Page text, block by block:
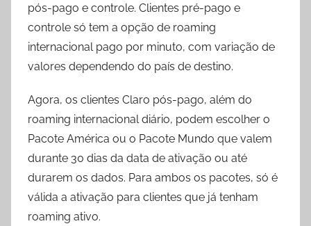
pós-pago e controle. Clientes pré-pago e
controle só tem a opção de roaming
internacional pago por minuto, com variação de
valores dependendo do país de destino.
Agora, os clientes Claro pós-pago, além do
roaming internacional diário, podem escolher o
Pacote América ou o Pacote Mundo que valem
durante 30 dias da data de ativação ou até
durarem os dados. Para ambos os pacotes, só é
válida a ativação para clientes que já tenham
roaming ativo.